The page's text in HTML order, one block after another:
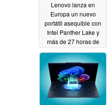
Lenovo lanza en
Europa un nuevo
portátil asequible con
Intel Panther Lake y
más de 27 horas de
06/04/2026